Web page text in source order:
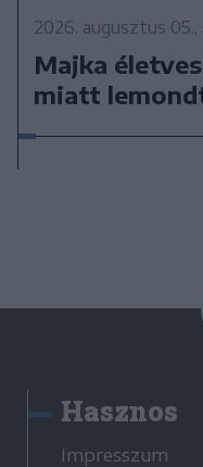
2026. augusztus 05.,
Majka
miatt
Hasznos
Impresszum